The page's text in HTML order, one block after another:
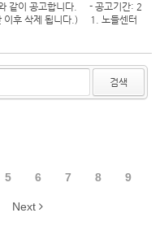
같이 공고합니다. - 공고기간: 2
이후 삭제 됩니다.) 1. 노들센터
2025년 결산 3. 노들센터 사
검색
5 6 7 8 9
Next